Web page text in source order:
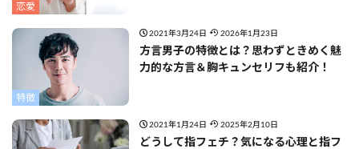
恋愛
特徴
2021年3月24日 2026年1月23日
方言男子の特徴とは？思わずときめく魅
力的な方言＆胸キュンセリフも紹介！
2021年1月24日 2025年2月10日
どうして指フェチ？気になる心理と指フ